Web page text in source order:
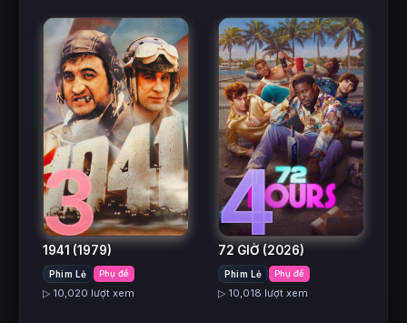
3
1941 (1979)
Phim Lẻ Phụ đề
▷ 10,020 lượt xem
4
72 GIỜ (2026)
Phim Lẻ Phụ đề
▷ 10,018 lượt xem